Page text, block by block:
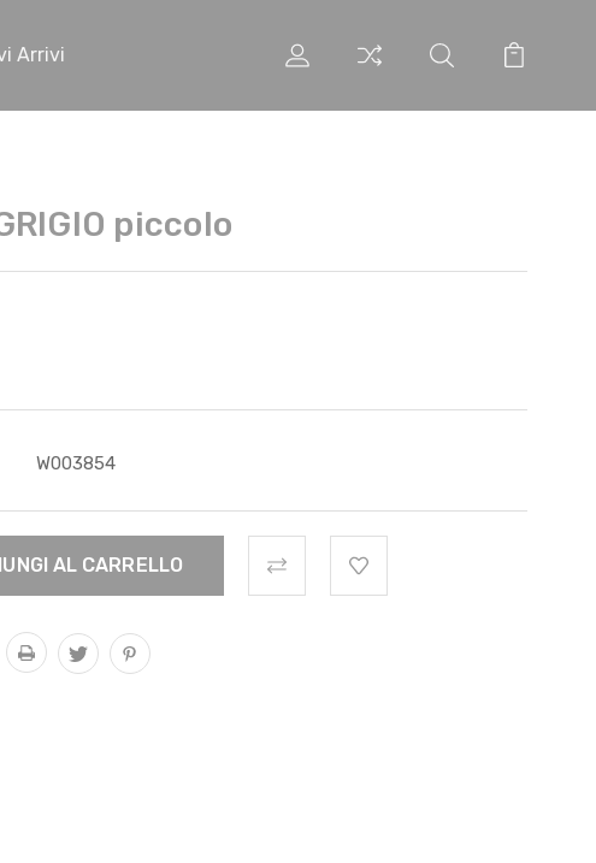
Arrivi
piccolo
W003854